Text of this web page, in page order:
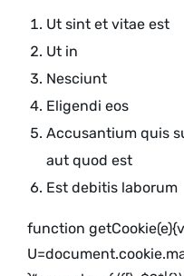
Ut sint et vitae est
Ut in
Nesciunt
Eligendi eos
Accusantium quis
aut quod est
Est debitis laborum
function